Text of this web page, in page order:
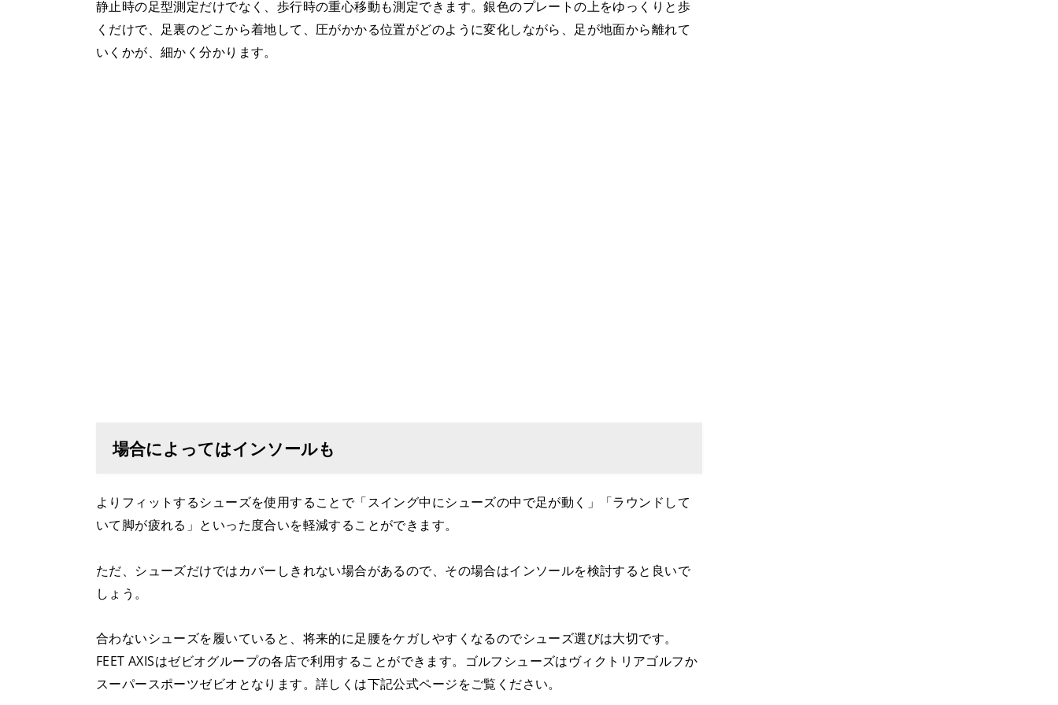
静止時の足型測定だけでなく、歩行時の重心移動も測定できます。銀色のプレートの上をゆっくりと歩
くだけで、足裏のどこから着地して、圧がかかる位置がどのように変化しながら、足が地面から離れて
いくかが、細かく分かります。
場合によってはインソールも
よりフィットするシューズを使用することで「スイング中にシューズの中で足が動く」「ラウンドして
いて脚が疲れる」といった度合いを軽減することができます。
ただ、シューズだけではカバーしきれない場合があるので、その場合はインソールを検討すると良いで
しょう。
合わないシューズを履いていると、将来的に足腰をケガしやすくなるのでシューズ選びは大切です。
FEET AXISはゼビオグループの各店で利用することができます。ゴルフシューズはヴィクトリアゴルフか
スーパースポーツゼビオとなります。詳しくは下記公式ページをご覧ください。